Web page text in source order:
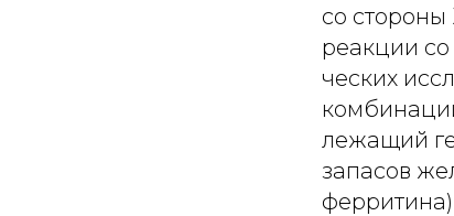
со
реакции
ческих
лежащий
запасов